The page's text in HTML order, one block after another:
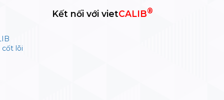
cốt lõi
Kết nối với vietCALIB®